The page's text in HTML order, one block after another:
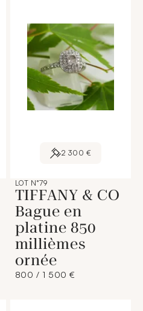
2 300 €
LOT N°79
TIFFANY & CO
Bague en
platine 850
millièmes
ornée
800 / 1 500 €